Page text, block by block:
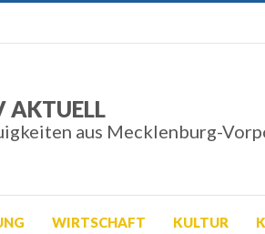
AKTUELL
aus Mecklenburg-
WIRTSCHAFT KULTUR